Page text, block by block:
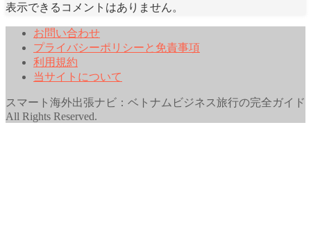
表示できるコメントはありません。
お問い合わせ
プライバシーポリシーと免責事項
利用規約
当サイトについて
スマート海外出張ナビ：ベトナムビジネス旅行の完全ガイド
All Rights Reserved.